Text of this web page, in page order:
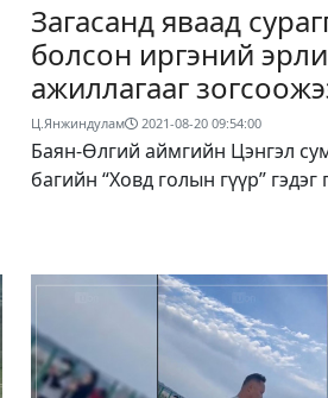
Загасанд яваад
болсон иргэний
ажиллагааг
Ц.Янжиндулам 2021-08-20 09:54:00
Баян-Өлгий аймгийн Цэнгэл
багийн “Ховд голын гүүр” гэдэг